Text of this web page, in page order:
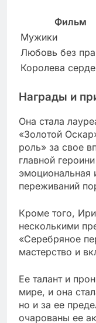
Фильм
Мужики
Любовь без
Королева
Награды и
Она стала
«Золотой
роль» за свое
главной
эмоциональная
переживаний
Кроме того,
несколькими
«Серебряное
мастерство и
Ее талант и
мире, и она
но и за ее
очарованы ее